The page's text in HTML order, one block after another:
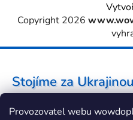
Provozovatel webu
Copyright 2026
Stojíme za